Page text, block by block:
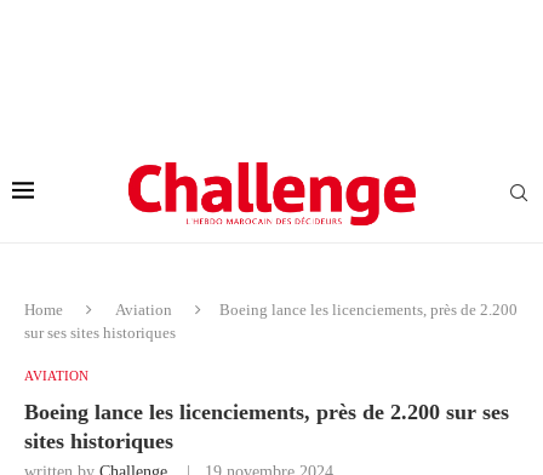
Home Aviation
Boeing lance les licenciements, près de 2.200
sur ses sites historiques
AVIATION
Boeing lance les licenciements, près de 2.200 sur ses
sites historiques